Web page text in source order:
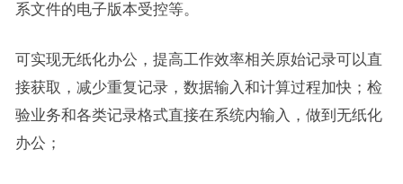
系文件的电子版本受控等。
可实现无纸化办公，提高工作效率相关原始记录可以直
接获取，减少重复记录，数据输入和计算过程加快；检
验业务和各类记录格式直接在系统内输入，做到无纸化
办公；